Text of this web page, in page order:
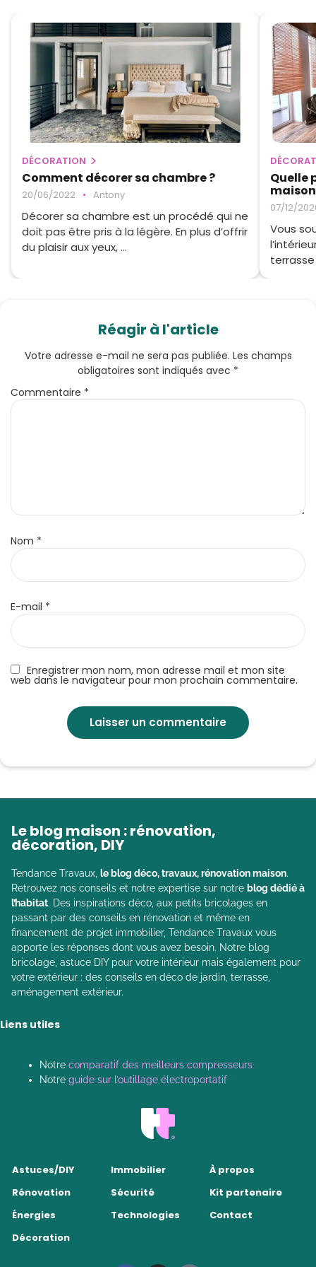
DÉCORATION
Comment décorer sa chambre ?
20/06/2022 • Antony
Décorer sa chambre est un procédé qui ne
doit pas être pris à la légère. En plus d’offrir
du plaisir aux yeux, ...
Quelle
07/12/
Vous
terrasse
Réagir à l'article
Enregistrer mon nom, mon adresse mail et mon site
web dans le navigateur pour mon prochain commentaire.
Votre adresse e-mail ne sera pas publiée. Les champs
obligatoires sont indiqués avec *
Commentaire *
Nom *
E-mail *
Le blog maison : rénovation,
décoration, DIY
Tendance Travaux, le blog déco, travaux, rénovation maison.
Retrouvez nos conseils et notre expertise sur notre blog dédié à
l’habitat. Des inspirations déco, aux petits bricolages en
passant par des conseils en rénovation et même en
financement de projet immobilier, Tendance Travaux vous
apporte les réponses dont vous avez besoin. Notre blog
bricolage, astuce DIY pour votre intérieur mais également pour
votre extérieur : des conseils en déco de jardin, terrasse,
aménagement extérieur.
Liens utiles
Notre comparatif des meilleurs compresseurs
Notre guide sur l’outillage électroportatif
Astuces/DIY
Rénovation
Énergies
Décoration
Immobilier
Sécurité
Technologies
À propos
Kit partenaire
Contact